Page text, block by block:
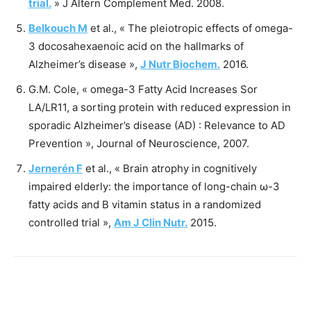
trial. » J Altern Complement Med. 2008.
Belkouch M et al., « The pleiotropic effects of omega-
3 docosahexaenoic acid on the hallmarks of
Alzheimer’s disease », J Nutr Biochem. 2016.
G.M. Cole, « omega-3 Fatty Acid Increases Sor
LA/LR11, a sorting protein with reduced expression in
sporadic Alzheimer’s disease (AD) : Relevance to AD
Prevention », Journal of Neuroscience, 2007.
Jernerén F et al., « Brain atrophy in cognitively
impaired elderly: the importance of long-chain ω-3
fatty acids and B vitamin status in a randomized
controlled trial », Am J Clin Nutr. 2015.